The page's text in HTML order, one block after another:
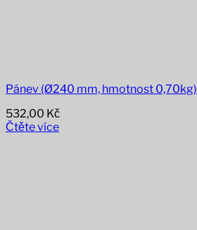
Pánev (Ø240 mm, hmotnost 0,70kg)
532,00 Kč
Čtěte více